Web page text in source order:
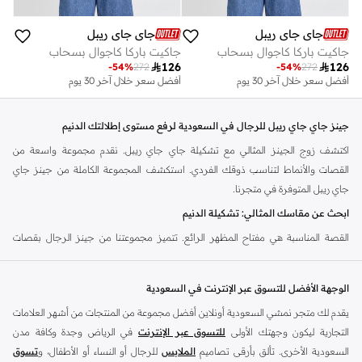
جاي جاي ريبل
جاكيت باركا كاجوال بسحاب
126
272
-54%
أفضل سعر خلال آخر 30 يوم
جاي جاي ريبل
جاكيت باركا كاجوال بسحاب
126
272
-54%
أفضل سعر خلال آخر 30 يوم
جينز جاي جاي ريبل للرجال في السعودية لرفع مستوى إطلالتك الدنيم
اكتشف زوج الجينز المثالي مع تشكيلة جاي جاي ريبل. نقدم مجموعة واسعة من
القصات والأنماط لتناسب ذوقك الفردي. استكشف المجموعة الكاملة من جينز جاي
جاي ريبل المتوفرة في متجرنا.
ابحث عن مقاسك المثالي: تشكيلة الدنيم
القصة المناسبة هي مفتاح المظهر الرائع. تتميز مجموعتنا من جينز الرجال بقصات
خيار عصري لمظهر أنيق ومحدد. يتناسب جيدًا مع
الملابس الكاجوال وشبه الرسمية.
ستريت ريجولار (Straight & Regular):
قصة كلاسيكية ومريحة. هذا الخيار المتنوع
الوجهة الأفضل للتسوق عبر الإنترنت في السعودية
يقدم لك متجر نمشي السعودية أونلاين أفضل مجموعة من المنتجات من أشهر العلامات
التجارية ليكون وجهتك الأولى للتسوق عبر الإنترنت في الرياض وجدة وكافة مدن
السعودية الأخرى. تألق بأرقى تصاميم الملابس للرجال أو النساء أو الأطفال، وتسوق